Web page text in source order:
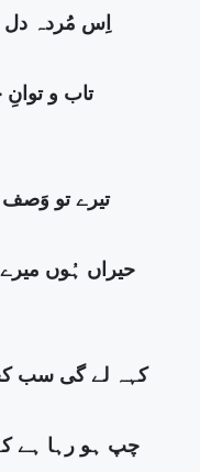
اِس مُردہ دل
تاب و
تیرے تو
حیراں ہُوں
کہہ لے گی سب
چپ ہو رہا ہے